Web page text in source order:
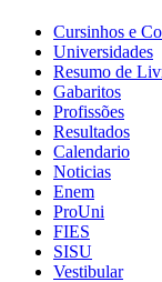
Cursinhos e
Universidades
Resumo de
Gabaritos
Profissões
Resultados
Calendario
Noticias
Enem
ProUni
FIES
SISU
Vestibular